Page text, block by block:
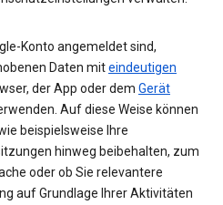
Konto angemeldet sind,
Daten miteindeutigen
der App oder dem Gerät
Auf diese Weise können
beispielsweise Ihre
hinweg beibehalten, zum
oder ob Sie relevantere
auf Grundlage Ihrer Aktivitäten